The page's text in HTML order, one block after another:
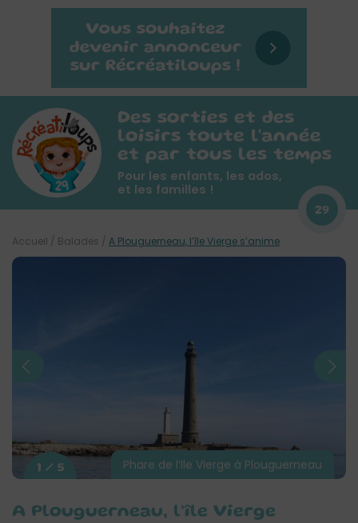
Des sorties et des
loisirs toute l'année
et par tous les temps
Pour les enfants, les ados,
et les familles !
29
A Plouguerneau, l’île Vierge
Phare de l’Ile Vierge à Plouguerneau
1 / 5
Accueil / Balades / A Plouguerneau, l’île Vierge s’anime